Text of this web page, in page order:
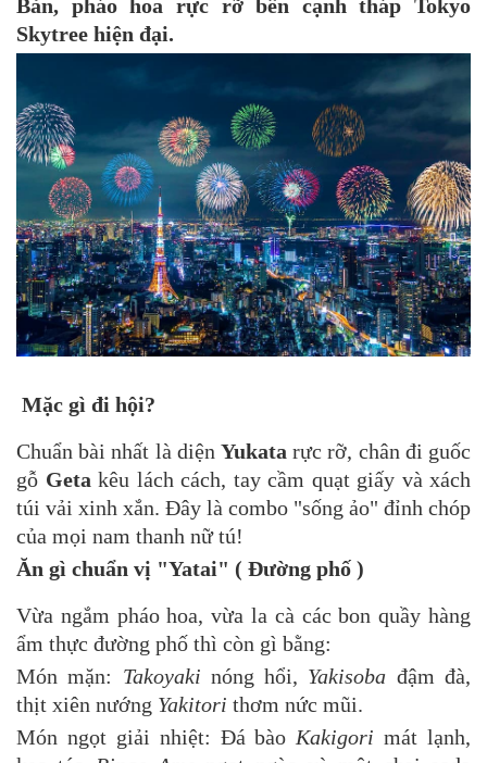
Bản, pháo hoa rực rỡ bên cạnh tháp Tokyo
Skytree hiện đại.
Mặc gì đi hội?
Chuẩn bài nhất là diện Yukata rực rỡ, chân đi guốc
gỗ Geta kêu lách cách, tay cầm quạt giấy và xách
túi vải xinh xắn. Đây là combo "sống ảo" đỉnh chóp
của mọi nam thanh nữ tú!
Ăn gì chuẩn vị "Yatai" ( Đường phố )
Vừa ngắm pháo hoa, vừa la cà các bon quầy hàng
ẩm thực đường phố thì còn gì bằng:
Món mặn: Takoyaki nóng hổi, Yakisoba đậm đà,
thịt xiên nướng Yakitori thơm nức mũi.
Món ngọt giải nhiệt: Đá bào Kakigori mát lạnh,